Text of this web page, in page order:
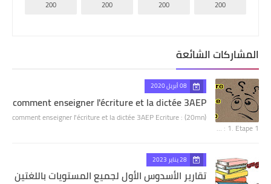
200
200
200
200
المشاركات الشائعة
08 أبريل 2020
comment enseigner l'écriture et la dictée 3AEP
comment enseigner l'écriture et la dictée 3AEP Ecriture : (20mn)
1. Etape 1 : …
28 يناير 2023
تقارير الأسدوس الأول لجميع المستويات باللغتين